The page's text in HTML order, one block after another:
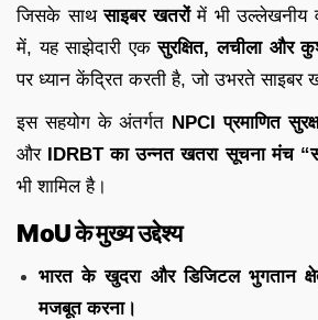
जिसके साथसाइबर खतरोंमें भी उल्लेखनीय
में, यह साझेदारी एकसुरक्षित, लचीला और
पर ध्यान केंद्रित करती है, जो उभरते साइबर
इस सहयोग के अंतर्गत NPCI प्रमाणित
और IDRBT का उन्नत खतरा सूचना मंच
भी शामिल है।
MoU के मुख्य उद्देश्य
भारत के खुदरा और डिजिटल भुगतान
मजबूत करना।